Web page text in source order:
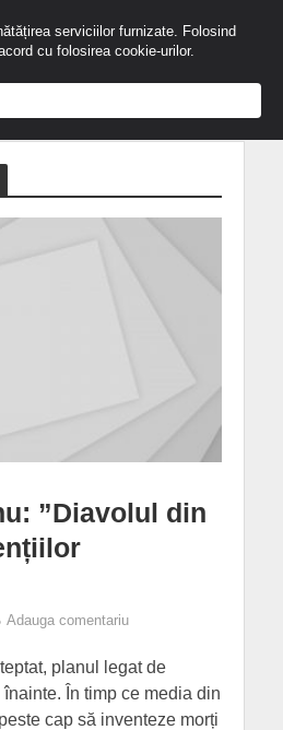
”Diavolul din
Adauga comentariu
planul legat de
În timp ce media din
cap să inventeze morți
serviciilor furnizate. Folosind
cu folosirea cookie-urilor.